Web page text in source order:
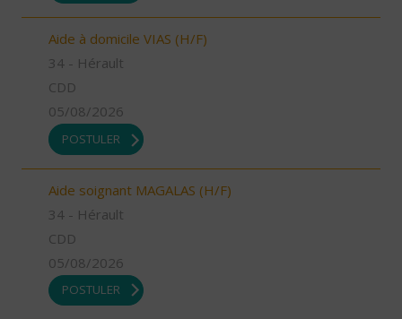
Aide à domicile VIAS (H/F)
34 - Hérault
CDD
05/08/2026
POSTULER
Aide soignant MAGALAS (H/F)
34 - Hérault
CDD
05/08/2026
POSTULER